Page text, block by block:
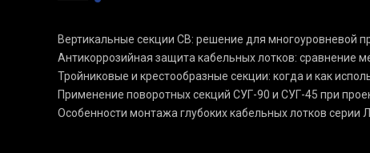
Вертикальные секции СВ: решение для многоуровневой
Антикоррозийная защита кабельных лотков: сравнение
Тройниковые и крестообразные секции: когда и как
Применение поворотных секций СУГ-90 и СУГ-45 при
Особенности монтажа глубоких кабельных лотков серии